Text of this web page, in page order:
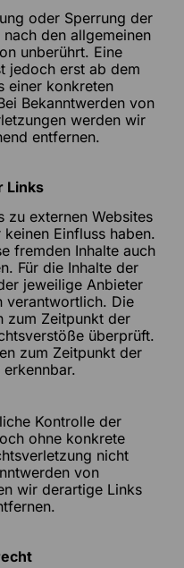
oder Sperrung der
den allgemeinen
unberührt. Eine
jedoch erst ab dem
einer konkreten
Bekanntwerden von
werden wir
entfernen.
Links
zu externen Websites
Einfluss haben.
fremden Inhalte auch
Für die Inhalte der
jeweilige Anbieter
verantwortlich. Die
zum Zeitpunkt der
überprüft.
zum Zeitpunkt der
Kontrolle der
ohne konkrete
nicht
von
wir derartige Links